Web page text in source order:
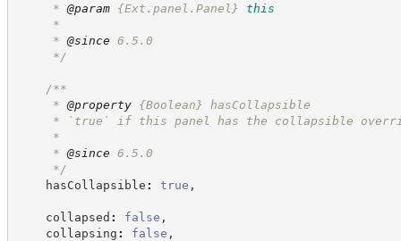
* @param {Ext.panel.Panel}
this
*
* @since 6.5.0
*/
/**
* @property {Boolean}
hasCollapsible
* `true` if this panel has the collapsible
*
* @since 6.5.0
*/
hasCollapsible : true ,
collapsed : false ,
collapsing : false ,